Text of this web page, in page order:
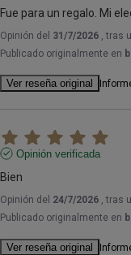
Fue para un regalo. Mi
Opinión del 31/7/2026 , tras
Publicado originalmente en
Ver reseña original
Opinión verificada
Bien
Opinión del 24/7/2026 , tras
Publicado originalmente en
Ver reseña original